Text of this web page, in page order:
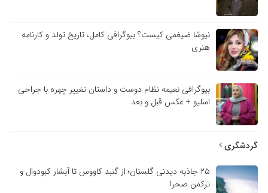
نیوشا ضیغمی کیست؟ بیوگرافی کامل، تاریخ تولد و کارنامه
هنری
بیوگرافی نعیمه نظام دوست و داستان تغییر چهره با جراحی
اسلیو + عکس قبل و بعد
گردشگری
۲۵ جاذبه دیدنی گلستان؛ از گنبد کاووس تا آبشار کبودوال و
ترکمن صحرا